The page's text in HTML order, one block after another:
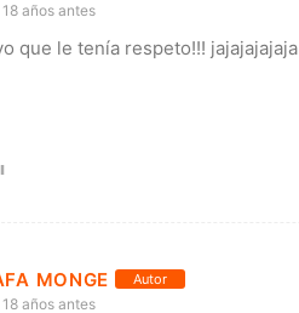
18 años antes
que le tenía respeto!!! jajajajajaja
MONGE Autor
18 años antes